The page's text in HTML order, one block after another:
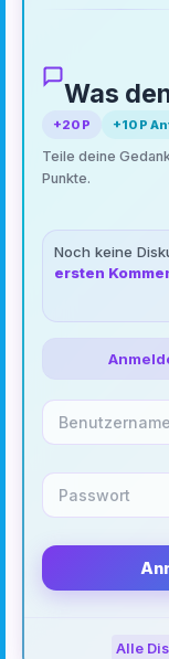
Was
+20 P +10 P
Teile deine
Punkte.
Noch keine
ersten
Alle